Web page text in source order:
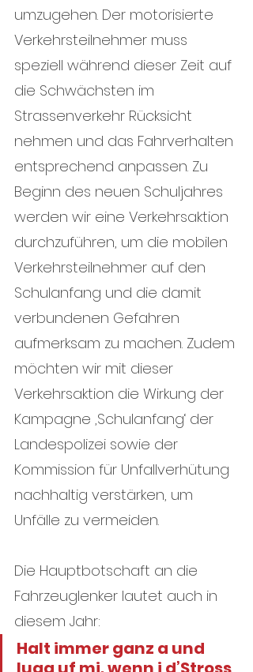
umzugehen. Der motorisierte
Verkehrsteilnehmer muss
speziell während dieser Zeit auf
die Schwächsten im
Strassenverkehr Rücksicht
nehmen und das Fahrverhalten
entsprechend anpassen. Zu
Beginn des neuen Schuljahres
werden wir eine Verkehrsaktion
durchzuführen, um die mobilen
Verkehrsteilnehmer auf den
Schulanfang und die damit
verbundenen Gefahren
aufmerksam zu machen. Zudem
möchten wir mit dieser
Verkehrsaktion die Wirkung der
Kampagne ‚Schulanfang‘ der
Landespolizei sowie der
Kommission für Unfallverhütung
nachhaltig verstärken, um
Unfälle zu vermeiden.
Die Hauptbotschaft an die
Fahrzeuglenker lautet auch in
diesem Jahr:
Halt immer ganz a und